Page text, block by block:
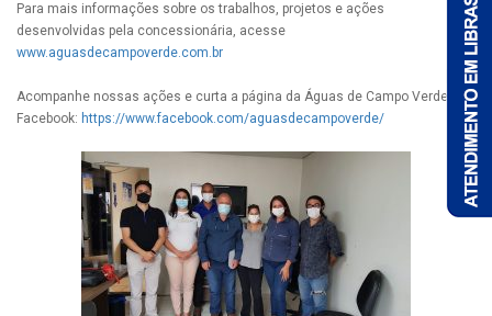
Para mais informações sobre os trabalhos, projetos e ações
desenvolvidas pela concessionária, acesse
www.aguasdecampoverde.com.br
Acompanhe nossas ações e curta a página da Águas de Campo Verde no
Facebook: https://www.facebook.com/aguasdecampoverde/